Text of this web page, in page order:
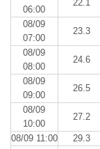
06:00
22.1
08/09
07:00
23.3
08/09
08:00
24.6
08/09
09:00
26.5
08/09
10:00
27.2
08/09 11:00 29.3